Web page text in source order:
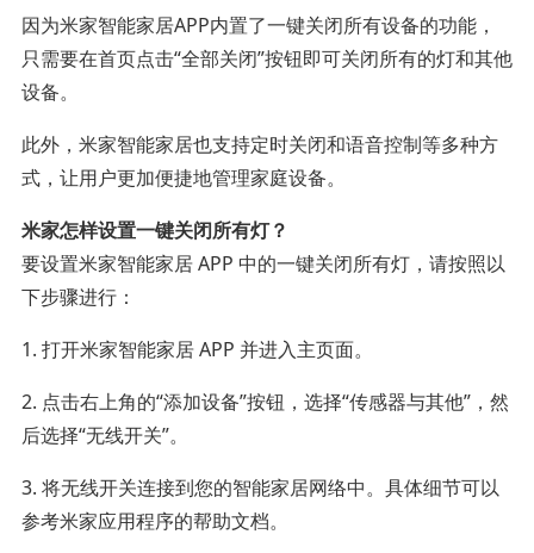
因为米家智能家居APP内置了一键关闭所有设备的功能，
只需要在首页点击“全部关闭”按钮即可关闭所有的灯和其他
设备。
此外，米家智能家居也支持定时关闭和语音控制等多种方
式，让用户更加便捷地管理家庭设备。
米家怎样设置一键关闭所有灯？
要设置米家智能家居 APP 中的一键关闭所有灯，请按照以
下步骤进行：
1. 打开米家智能家居 APP 并进入主页面。
2. 点击右上角的“添加设备”按钮，选择“传感器与其他”，然
后选择“无线开关”。
3. 将无线开关连接到您的智能家居网络中。具体细节可以
参考米家应用程序的帮助文档。